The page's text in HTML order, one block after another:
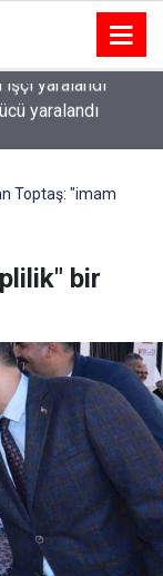
yaralandı
Toptaş: "imam
bir